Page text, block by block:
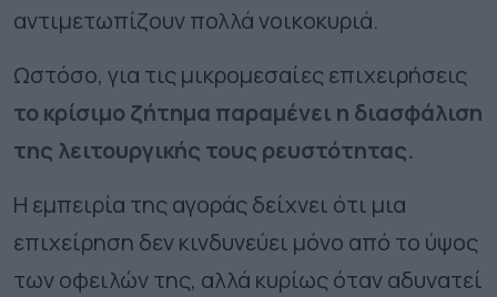
αντιμετωπίζουν πολλά νοικοκυριά.
Ωστόσο, για τις μικρομεσαίες επιχειρήσεις
το κρίσιμο ζήτημα παραμένει η διασφάλιση
της λειτουργικής τους ρευστότητας.
Η εμπειρία της αγοράς δείχνει ότι μια
επιχείρηση δεν κινδυνεύει μόνο από το ύψος
των οφειλών της, αλλά κυρίως όταν αδυνατεί